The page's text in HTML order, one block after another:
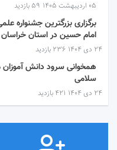
۰۵ اردیبهشت ۱۴۰۵ 59 بازدید
برگزاری بزرگترین جشنواره
امام حسین در استان
۲۴ دی ۱۴۰۴ 236 بازدید
همخوانی سرود دانش
سلامی
۲۴ دی ۱۴۰۴ 421 بازدید